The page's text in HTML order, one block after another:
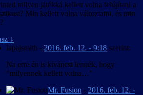
milyen játékká kellett volna felújítani a
Min kellett volna változtatni, és min
↓
lapajsmith - 2016. feb. 12. - 9:18 szerint:
Na erre én is kíváncsi lennék, hogy
“milyennek kellett volna…”
Mr. Fusion - 2016. feb. 12. -